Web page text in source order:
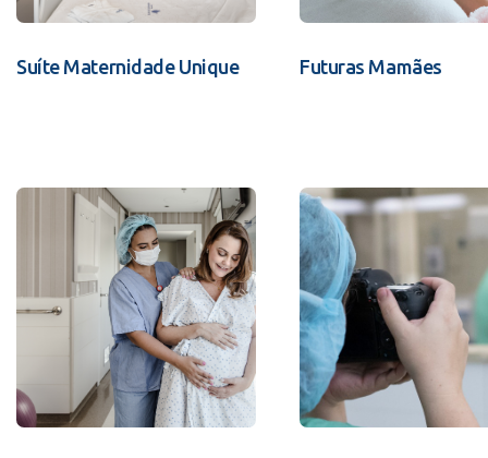
Suíte Maternidade Unique Futuras Mamães